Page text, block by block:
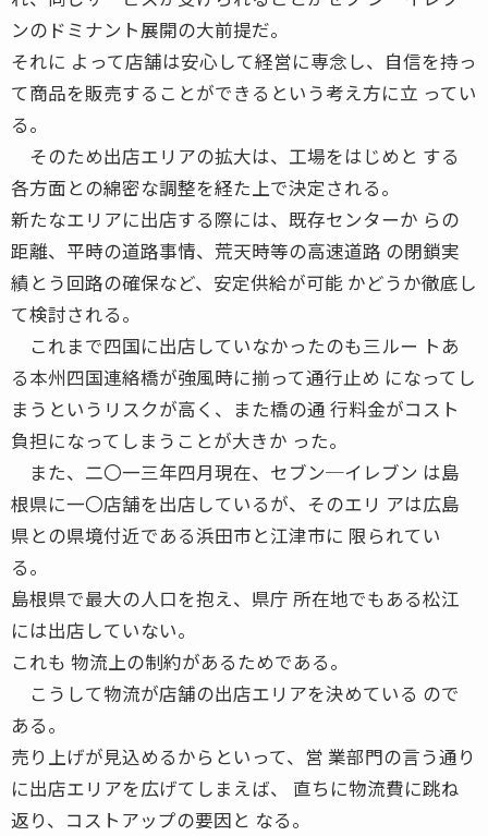
ンのドミナント展開の大前提だ。
それに よって店舗は安心して経営に専念し、自信を持っ
て商品を販売することができるという考え方に立 ってい
る。
そのため出店エリアの拡大は、工場をはじめと する
各方面との綿密な調整を経た上で決定される。
新たなエリアに出店する際には、既存センターか らの
距離、平時の道路事情、荒天時等の高速道路 の閉鎖実
績とう回路の確保など、安定供給が可能 かどうか徹底し
て検討される。
これまで四国に出店していなかったのも三ルー トあ
る本州四国連絡橋が強風時に揃って通行止め になってし
まうというリスクが高く、また橋の通 行料金がコスト
負担になってしまうことが大きか った。
また、二〇一三年四月現在、セブン─イレブン は島
根県に一〇店舗を出店しているが、そのエリ アは広島
県との県境付近である浜田市と江津市に 限られてい
る。
島根県で最大の人口を抱え、県庁 所在地でもある松江
には出店していない。
これも 物流上の制約があるためである。
こうして物流が店舗の出店エリアを決めている ので
ある。
売り上げが見込めるからといって、営 業部門の言う通り
に出店エリアを広げてしまえば、 直ちに物流費に跳ね
返り、コストアップの要因と なる。